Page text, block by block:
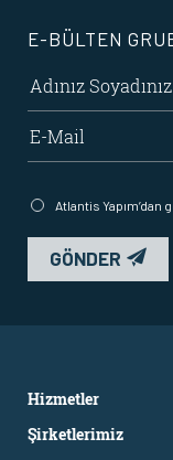
E-BÜLTEN
Atlantis
GÖNDER
Hizmetler
Şirketlerimiz